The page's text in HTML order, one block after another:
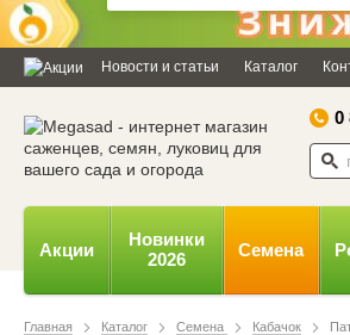
Дозвольте
відправляти
робочий стіл.
Powered by SendPulse
Новости и статьи Каталог
0
Акции
Новинки
2026
Семена
Главная Каталог Семена Кабачок